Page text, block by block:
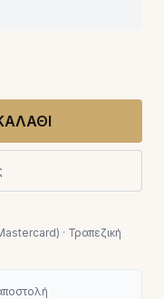
· Τραπεζική